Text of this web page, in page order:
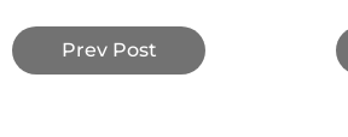
Prev Post